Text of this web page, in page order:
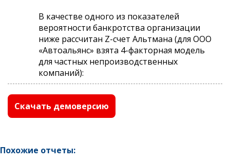
В качестве одного из показателей
вероятности банкротства организации
ниже рассчитан Z-счет Альтмана (для ООО
«Автоальянс» взята 4-факторная модель
для частных непроизводственных
компаний):
Скачать демоверсию
Похожие отчеты: